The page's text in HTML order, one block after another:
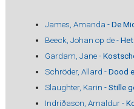
James, Amanda -De
Beeck, Johan op de -
Gardam, Jane -
Schröder, Allard -Dood
Slaughter, Karin -Stille
Indriðason, Arnaldur -